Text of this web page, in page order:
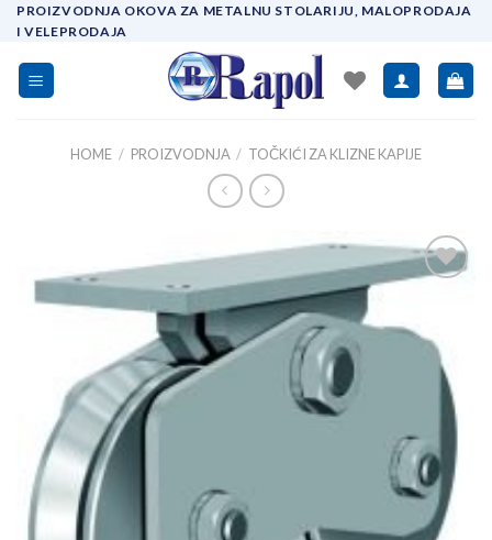
Skip
content
PROIZVODNJA OKOVA ZA METALNU STOLARIJU, MALOPRODAJA
I VELEPRODAJA
HOME / PROIZVODNJA / TOČKIĆI ZA KLIZNE KAPIJE